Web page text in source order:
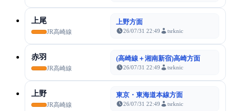
上尾
JR高崎線
上野方面
26/07/31 22:49 tsrknic
赤羽
JR高崎線
(高崎線＋湘南新宿)高崎方面
26/07/31 22:49 tsrknic
上野
JR高崎線
東京・東海道本線方面
26/07/31 22:49 tsrknic